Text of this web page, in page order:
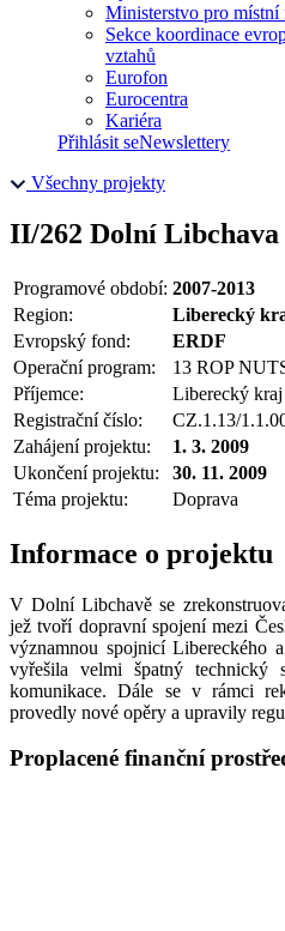
Ministerstvo pro místní
Sekce koordinace
vztahů
Eurofon
Eurocentra
Kariéra
Přihlásit seNewslettery
Všechny projekty
II/262 Dolní Libchava
Programové období: 2007-2013
Region:
Liberecký
Evropský fond:
ERDF
Operační program:
13 ROP
Příjemce:
Liberecký kraj
Registrační číslo:
CZ.1.13/
Zahájení projektu:
1. 3. 2009
Ukončení projektu:
30. 11. 2009
Téma projektu:
Doprava
Informace o projektu
V Dolní Libchavě se
jež tvoří dopravní spojení mezi
významnou spojnicí Libereckého
vyřešila velmi špatný technický
komunikace. Dále se v rámci
provedly nové opěry a upravily
Proplacené finanční